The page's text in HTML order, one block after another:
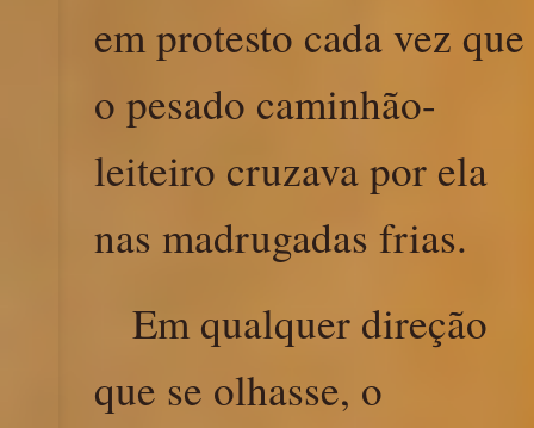
em protesto cada vez que
o pesado caminhão-
leiteiro cruzava por ela
nas madrugadas frias.
Em qualquer direção
que se olhasse, o